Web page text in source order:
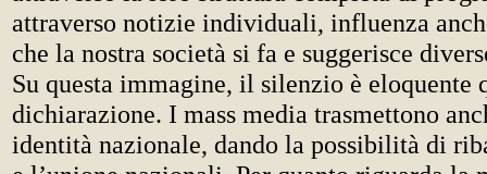
attraverso notizie individuali, influenza
che la nostra società si fa e suggerisce
Su questa immagine, il silenzio è eloquente
dichiarazione. I mass media trasmettono
identità nazionale, dando la possibilità di